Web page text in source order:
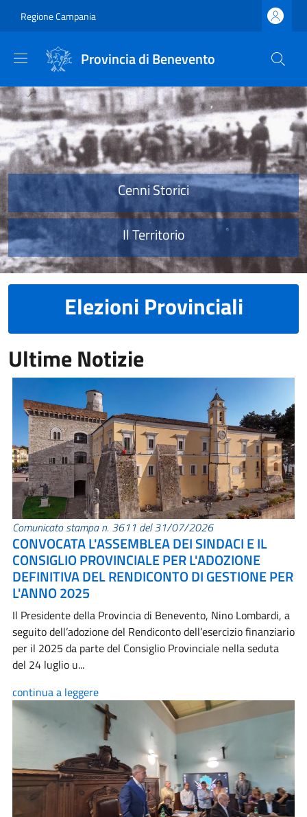
Regione Campania
Provincia di Benevento
Provincia di Benevento
Cenni Storici
Il Territorio
Elezioni Provinciali
Ultime Notizie
Comunicato stampa n. 3611 del 31/07/2026
CONVOCATA L'ASSEMBLEA DEI SINDACI E IL
CONSIGLIO PROVINCIALE PER L'ADOZIONE
DEFINITIVA DEL RENDICONTO DI GESTIONE PER
L'ANNO 2025
Il Presidente della Provincia di Benevento, Nino Lombardi, a
seguito dell’adozione del Rendiconto dell’esercizio finanziario
per il 2025 da parte del Consiglio Provinciale nella seduta
del 24 luglio u...
continua a leggere